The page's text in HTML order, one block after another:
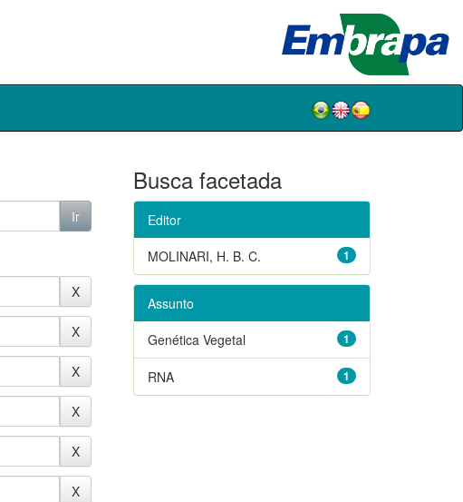
Busca facetada
Editor
1
MOLINARI, H. B. C.
Assunto
1
Genética Vegetal
1
RNA